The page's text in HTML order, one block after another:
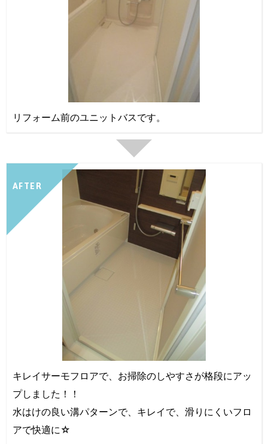
リフォーム前のユニットバスです。
AFTER
キレイサーモフロアで、お掃除のしやすさが格段にアッ
プしました！！
水はけの良い溝パターンで、キレイで、滑りにくいフロ
アで快適に☆